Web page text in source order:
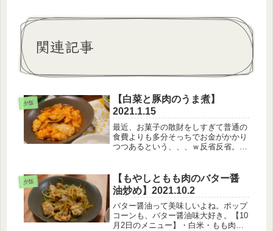
関連記事
夕飯
【白菜と豚肉のうま煮】
2021.1.15
最近、お菓子の散財をしすぎて普通の
食費よりも多分そっちでお金がかかり
つつあるという、、、ｗ反省反省。。
のデリ風サラダ・もやしとわかめのお
味噌汁昨日は、天気が良かったので幕
張...
夕飯
【もやしともも肉のバター醤
油炒め】2021.10.2
バター醤油って美味しいよね。ポップ
コーンも、バター醤油味大好き。【10
月2日のメニュー】・白米・もも肉と